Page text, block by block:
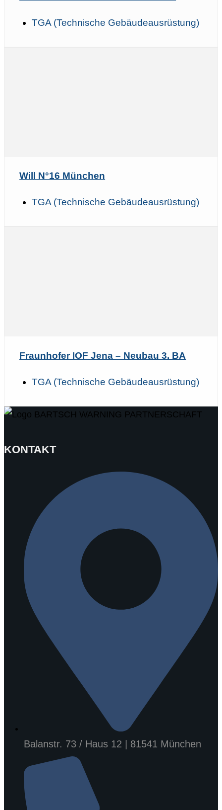
TGA (Technische Gebäudeausrüstung)
Will N°16 München
TGA (Technische Gebäudeausrüstung)
Fraunhofer IOF Jena – Neubau 3. BA
TGA (Technische Gebäudeausrüstung)
KONTAKT
Balanstr. 73 / Haus 12 | 81541 München